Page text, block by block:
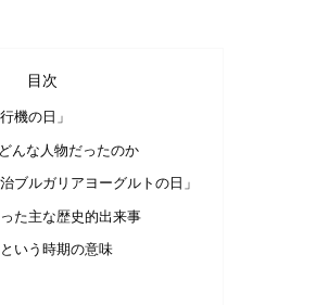
目次
機の日」
んな人物だったのか
ブルガリアヨーグルトの日」
た主な歴史的出来事
いう時期の意味